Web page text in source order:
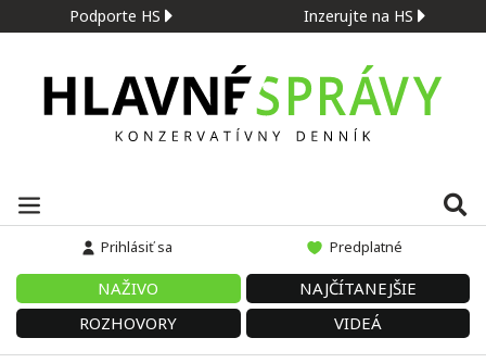
Podporte HS Inzerujte na HS
Prihlásiť sa Predplatné
NAŽIVO
NAJČÍTANEJŠIE
ROZHOVORY
VIDEÁ